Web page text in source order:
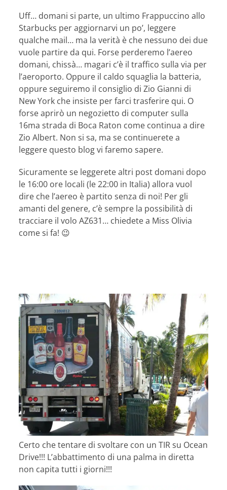
Uff… domani si parte, un ultimo Frappuccino allo
Starbucks per aggiornarvi un po’, leggere
qualche mail… ma la verità è che nessuno dei due
vuole partire da qui. Forse perderemo l’aereo
domani, chissà… magari c’è il traffico sulla via per
l’aeroporto. Oppure il caldo squaglia la batteria,
oppure seguiremo il consiglio di Zio Gianni di
New York che insiste per farci trasferire qui. O
forse aprirò un negozietto di computer sulla
16ma strada di Boca Raton come continua a dire
Zio Albert. Non si sa, ma se continuerete a
leggere questo blog vi faremo sapere.
Sicuramente se leggerete altri post domani dopo
le 16:00 ore locali (le 22:00 in Italia) allora vuol
dire che l’aereo è partito senza di noi! Per gli
amanti del genere, c’è sempre la possibilità di
tracciare il volo AZ631… chiedete a Miss Olivia
come si fa! 😉
Certo che tentare di svoltare con un TIR su Ocean
Drive!!! L’abbattimento di una palma in diretta
non capita tutti i giorni!!!